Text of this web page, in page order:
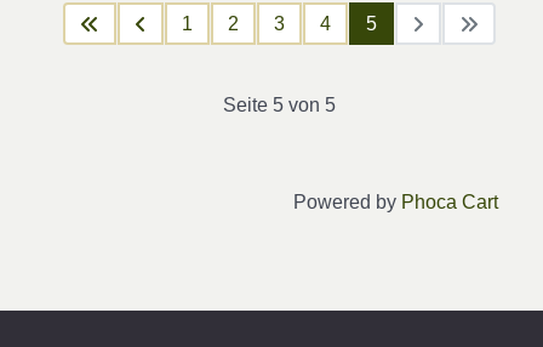
1 2 3 4 5
Seite 5 von 5
Powered by Phoca Cart